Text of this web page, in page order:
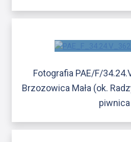
Fotografia PAE/F/
Brzozowica Mała (ok.
piwnica